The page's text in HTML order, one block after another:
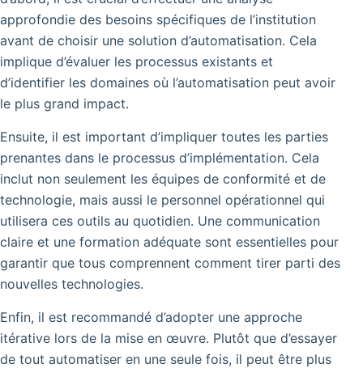
approfondie des besoins spécifiques de l’institution
avant de choisir une solution d’automatisation. Cela
implique d’évaluer les processus existants et
d’identifier les domaines où l’automatisation peut avoir
le plus grand impact.
Ensuite, il est important d’impliquer toutes les parties
prenantes dans le processus d’implémentation. Cela
inclut non seulement les équipes de conformité et de
technologie, mais aussi le personnel opérationnel qui
utilisera ces outils au quotidien. Une communication
claire et une formation adéquate sont essentielles pour
garantir que tous comprennent comment tirer parti des
nouvelles technologies.
Enfin, il est recommandé d’adopter une approche
itérative lors de la mise en œuvre. Plutôt que d’essayer
de tout automatiser en une seule fois, il peut être plus